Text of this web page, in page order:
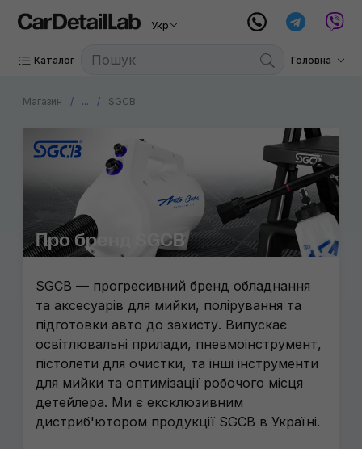
Укр
Каталог Головна
Магазин ... SGCB
Про бренд SGCB
SGCB — прогресивний бренд обладнання
та аксесуарів для мийки, полірування та
підготовки авто до захисту. Випускає
освітлювальні прилади, пневмоінструмент,
пістолети для очистки, та інші інструменти
для мийки та оптимізації робочого місця
детейлера. Ми є ексклюзивним
дистриб'ютором продукції SGCB в Україні.